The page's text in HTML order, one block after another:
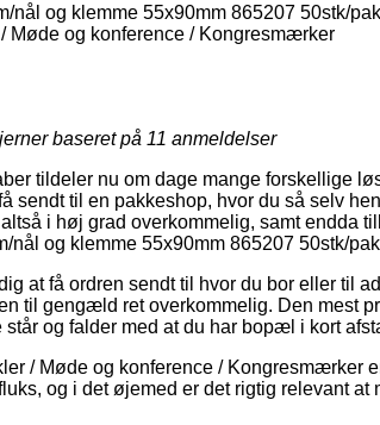
nål og klemme 55x90mm 865207 50stk/pak
Møde og konference / Kongresmærker
baseret på 11 anmeldelser
tildeler nu om dage mange forskellige
sendt til en pakkeshop, hvor du så selv
i høj grad overkommelig, samt endda
nål og klemme 55x90mm 865207 50stk/
at få ordren sendt til hvor du bor eller til
til gengæld ret overkommelig. Den mest
står og falder med at du har bopæl i kort
/ Møde og konference / Kongresmærker
og i det øjemed er det rigtig relevant at